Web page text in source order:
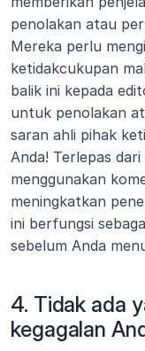
penolakan atau
Mereka perlu
ketidakcukupan
balik ini kepada
untuk penolakan
saran ahli pihak
Anda! Terlepas
menggunakan
meningkatkan
ini berfungsi
sebelum Anda
4. Tidak ada
kegagalan